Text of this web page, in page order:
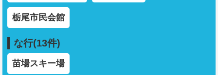
栃尾市民会館
な行(13件)
苗場スキー場